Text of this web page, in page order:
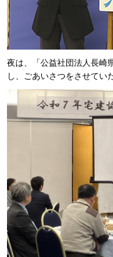
夜は、「公益社団法人長崎
し、ごあいさつをさせてい